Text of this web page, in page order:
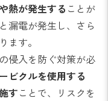
熱が発生する ことが
漏電が発生し、さら
ます。
侵入を防ぐ対策が必
ビクルを使用する
すことで、リスクを